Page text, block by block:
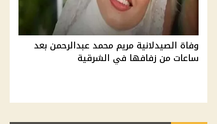
وفاة الصيدلانية مريم محمد عبدالرحمن بعد
ساعات من زفافها في الشرقية